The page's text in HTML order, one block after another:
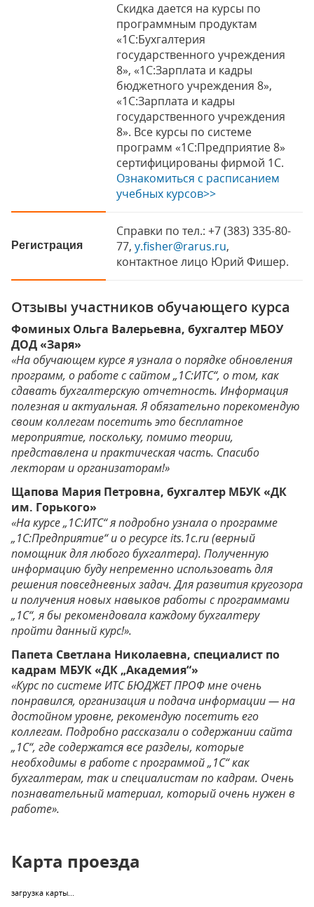
Скидка дается на курсы по
программным продуктам
«1С:Бухгалтерия
государственного учреждения
8», «1С:Зарплата и кадры
бюджетного учреждения 8»,
«1С:Зарплата и кадры
государственного учреждения
8». Все курсы по системе
программ «1С:Предприятие 8»
сертифицированы фирмой 1C.
Ознакомиться с расписанием
учебных курсов>>
Регистрация
Справки по тел.: +7 (383) 335-80-
77, y.fisher@rarus.ru,
контактное лицо Юрий Фишер.
Отзывы участников обучающего курса
Фоминых Ольга Валерьевна, бухгалтер МБОУ
ДОД «Заря»
«На обучающем курсе я узнала о порядке обновления
программ, о работе с сайтом „1С:ИТС“, о том, как
сдавать бухгалтерскую отчетность. Информация
полезная и актуальная. Я обязательно порекомендую
своим коллегам посетить это бесплатное
мероприятие, поскольку, помимо теории,
представлена и практическая часть. Спасибо
лекторам и организаторам!»
Щапова Мария Петровна, бухгалтер МБУК «ДК
им. Горького»
«На курсе „1С:ИТС“ я подробно узнала о программе
„1С:Предприятие“ и о ресурсе its.1c.ru (верный
помощник для любого бухгалтера). Полученную
информацию буду непременно использовать для
решения повседневных задач. Для развития кругозора
и получения новых навыков работы с программами
„1С“, я бы рекомендовала каждому бухгалтеру
пройти данный курс!».
Папета Светлана Николаевна, специалист по
кадрам МБУК «ДК „Академия“»
«Курс по системе ИТС БЮДЖЕТ ПРОФ мне очень
понравился, организация и подача информации — на
достойном уровне, рекомендую посетить его
коллегам. Подробно рассказали о содержании сайта
„1С“, где содержатся все разделы, которые
необходимы в работе с программой „1С“ как
бухгалтерам, так и специалистам по кадрам. Очень
познавательный материал, который очень нужен в
работе».
Карта проезда
загрузка карты...